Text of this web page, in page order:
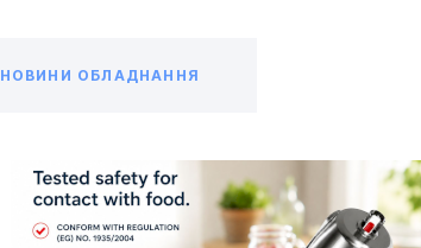
НОВИНИ ОБЛАДНАННЯ